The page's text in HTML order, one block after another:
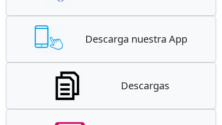
Descarga nuestra App
Descargas